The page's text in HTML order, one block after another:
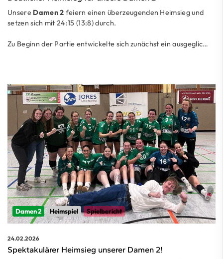
Unsere Damen 2 feiern einen überzeugenden Heimsieg und
setzen sich mit 24:15 (13:8) durch.
Zu Beginn der Partie entwickelte sich zunächst ein ausgeglic…
Damen 2 Heimspiel Spielbericht
24.02.2026
Spektakulärer Heimsieg unserer Damen 2!